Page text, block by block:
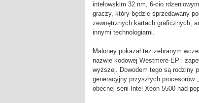
intelowskim 32 nm, 6-cio
graczy, który będzie sprzedawany
zewnętrznych kartach graficznych,
innymi technologiami.
Maloney pokazał też zebranym
nazwie kodowej Westmere-EP i
wyższej. Dowodem tego są rodziny
generacyjny przyszłych procesorów
obecnej serii Intel Xeon 5500 nad